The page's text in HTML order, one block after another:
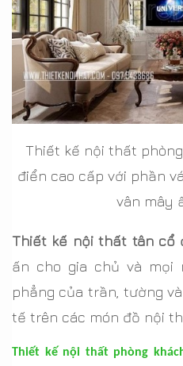
Thiết kế nội thất
điển cao cấp với phần
vân mây
Thiết kế nội thất tân cổ
ấn cho gia chủ và mọi
phẳng của trần, tường
tế trên các món đồ nội
Thiết kế nội thất phòng